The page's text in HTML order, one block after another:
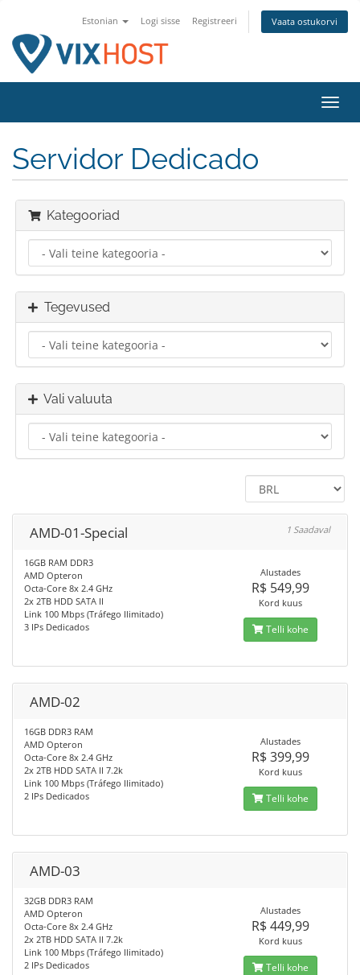
Estonian Logi sisse Registreeri Vaata ostukorvi
Servidor Dedicado
Kategooriad
Tegevused
Vali valuuta
AMD-01-Special 1 Saadaval
16GB RAM DDR3
AMD Opteron
Octa-Core 8x 2.4 GHz
2x 2TB HDD SATA II
Link 100 Mbps (Tráfego Ilimitado)
3 IPs Dedicados
Alustades
R$ 549,99
Kord kuus
Telli kohe
AMD-02
16GB DDR3 RAM
AMD Opteron
Octa-Core 8x 2.4 GHz
2x 2TB HDD SATA II 7.2k
Link 100 Mbps (Tráfego Ilimitado)
2 IPs Dedicados
Alustades
R$ 399,99
Kord kuus
Telli kohe
AMD-03
32GB DDR3 RAM
AMD Opteron
Octa-Core 8x 2.4 GHz
2x 2TB HDD SATA II 7.2k
Link 100 Mbps (Tráfego Ilimitado)
2 IPs Dedicados
Alustades
R$ 449,99
Kord kuus
Telli kohe